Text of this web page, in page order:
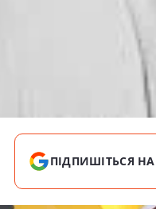
ПІДПИШІТЬСЯ НА